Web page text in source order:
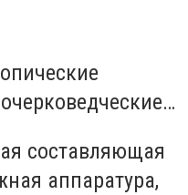
…
составляющая
аппаратура,